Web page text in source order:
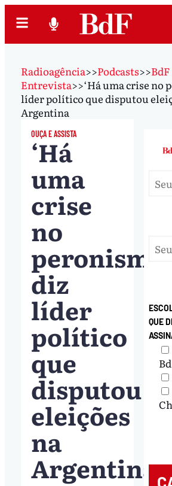
Radioagência>>Podcasts>>BdF
Entrevista>>‘Há uma crise no
líder político que disputou
Argentina
OUÇA E ASSISTA
‘Há
uma
crise
no
diz
líder
político
que
disputou
eleições
na
Argentina
QUE